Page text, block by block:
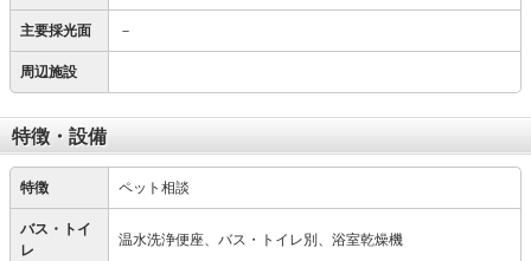
主要採光面 －
周辺施設
特徴・設備
特徴 ペット相談
バス・トイ
レ
温水洗浄便座、バス・トイレ別、浴室乾燥機